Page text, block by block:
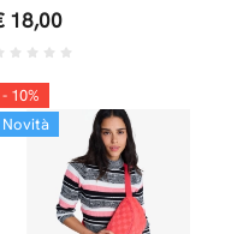
18,00
- 10%
Novità